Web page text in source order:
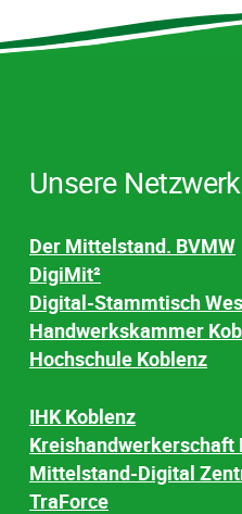
Unsere
Der Mittelstand. BVMW
DigiMit²
Digital-Stammtisch
Handwerkskammer
Hochschule Koblenz
IHK Koblenz
Kreishandwerkerschaft
Mittelstand-Digital
TraForce